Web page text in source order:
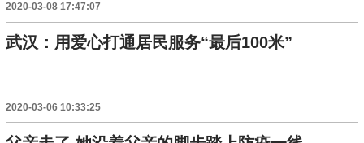
2020-03-08 17:47:07
武汉：用爱心打通居民服务“最后100米”
2020-03-06 10:33:25